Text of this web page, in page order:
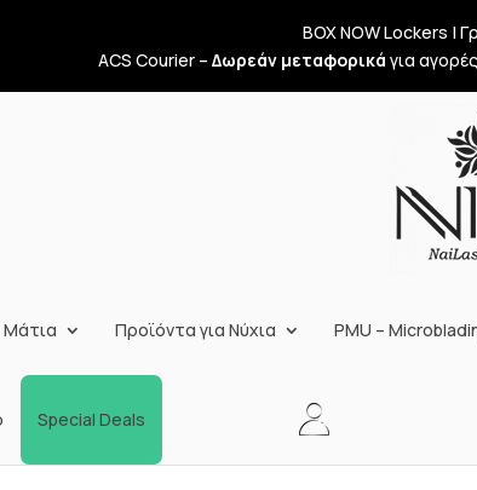
BOX NOW Lockers |
ACS Courier – Δωρεάν μεταφορικά για
Μάτια Προϊόντα για Νύχια PMU –
Special Deals